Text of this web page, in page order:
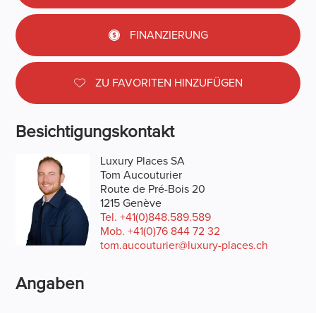
FINANZIERUNG
ZU FAVORITEN HINZUFÜGEN
Besichtigungskontakt
Luxury Places SA
Tom Aucouturier
Route de Pré-Bois 20
1215 Genève
Tel. +41(0)848.589.589
Mob. +41(0)76 844 72 32
tom.aucouturier@luxury-places.ch
Angaben